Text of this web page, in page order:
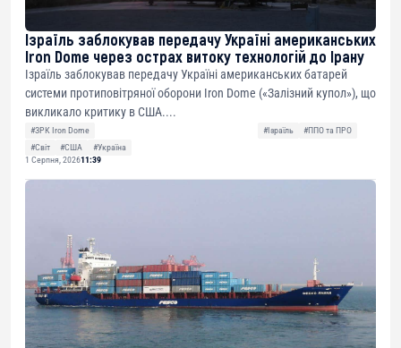
Ізраїль заблокував передачу Україні американських
Iron Dome через острах витоку технологій до Ірану
Ізраїль заблокував передачу Україні американських батарей
системи протиповітряної оборони Iron Dome («Залізний купол»), що
викликало критику в США....
#ЗРК Iron Dome #Ізраїль
#ППО та ПРО
#Світ
#США
#Україна
1 Серпня, 202611:39